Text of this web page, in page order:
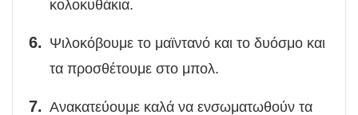
κολοκυθάκια.
Ψιλοκόβουμε το μαϊντανό και το δυόσμο και
τα προσθέτουμε στο μπολ.
Ανακατεύουμε καλά να ενσωματωθούν τα